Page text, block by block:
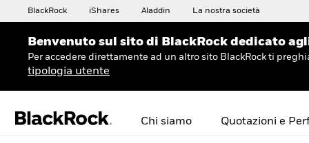
BlackRock iShares Aladdin La nostra società
Benvenuto sul sito di BlackRock dedicato
Per accedere direttamente ad un altro sito BlackRock ti
tipologia utente
Chi siamo Quotazioni e